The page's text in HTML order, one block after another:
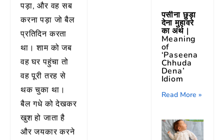
पड़ा, और वह सब
करना पड़ा जो बैल
प्रतिदिन करता
था। शाम को जब
वह घर पहुंचा तो
वह पूरी तरह से
थक चुका था।
बैल गधे को देखकर
खुश हो जाता है
और जयकार करने
पसीना छुड़ा
देना मुहावरे
का अर्थ |
Meaning
of
‘Paseena
Chhuda
Dena’
Idiom
Read More »